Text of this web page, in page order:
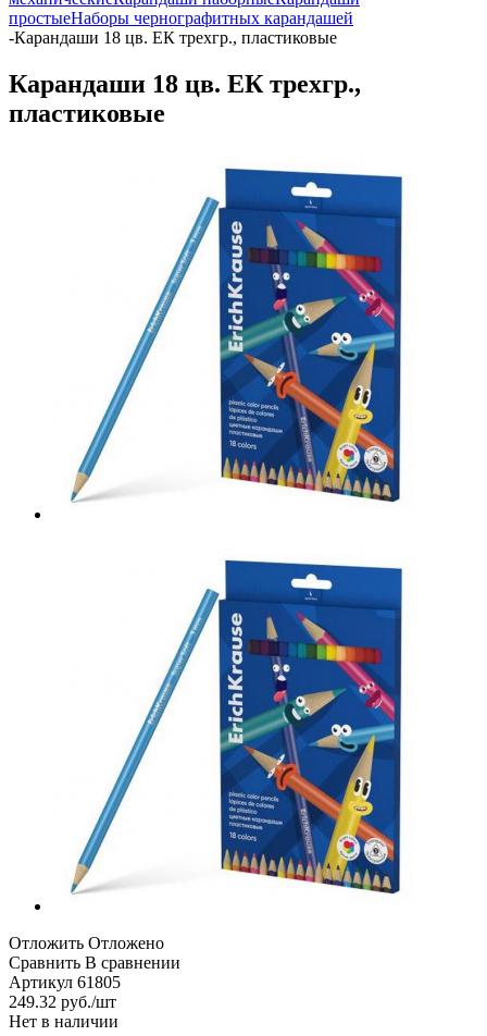
простыеНаборы чернографитных карандашей
-Карандаши 18 цв. ЕК трехгр., пластиковые
Карандаши 18 цв. ЕК трехгр.,
пластиковые
Отложить Отложено
Сравнить В сравнении
Артикул 61805
249.32 руб./шт
Нет в наличии